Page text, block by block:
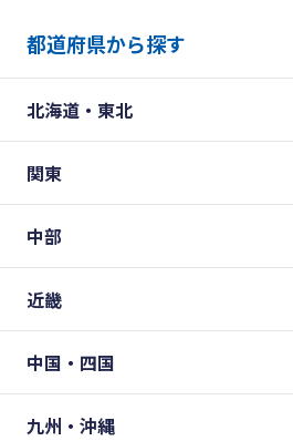
都道府県から探す
北海道・東北
関東
中部
近畿
中国・四国
九州・沖縄